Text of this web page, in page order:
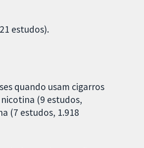
estudos).
quando usam cigarros
(9 estudos,
(7 estudos, 1.918